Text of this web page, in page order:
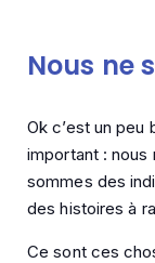
Nous ne
Ok c’est un peu
important : nous
sommes des
des histoires à
Ce sont ces